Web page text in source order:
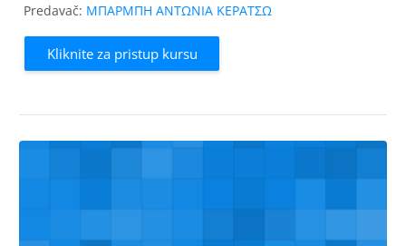
Predavač: ΜΠΑΡΜΠΗ ΑΝΤΩΝΙΑ ΚΕΡΑΤΣΩ
Kliknite za pristup kursu